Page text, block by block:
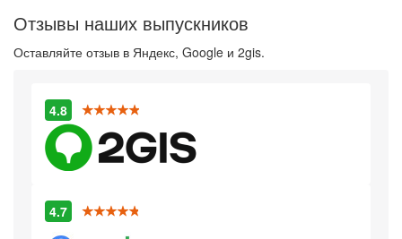
Отзывы наших выпускников
Оставляйте отзыв в Яндекс, Google и 2gis.
4.8
4.7